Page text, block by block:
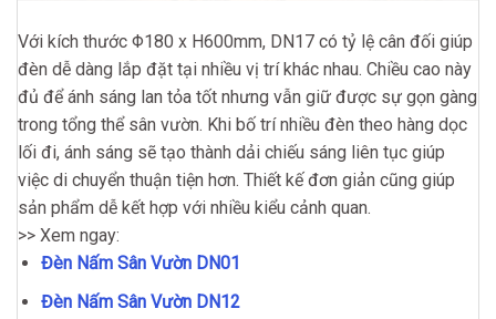
Với kích thước Φ180 x H600mm, DN17 có tỷ lệ cân đối giúp
đèn dễ dàng lắp đặt tại nhiều vị trí khác nhau. Chiều cao này
đủ để ánh sáng lan tỏa tốt nhưng vẫn giữ được sự gọn gàng
trong tổng thể sân vườn. Khi bố trí nhiều đèn theo hàng dọc
lối đi, ánh sáng sẽ tạo thành dải chiếu sáng liên tục giúp
việc di chuyển thuận tiện hơn. Thiết kế đơn giản cũng giúp
sản phẩm dễ kết hợp với nhiều kiểu cảnh quan.
>> Xem ngay:
Đèn Nấm Sân Vườn DN01
Đèn Nấm Sân Vườn DN12